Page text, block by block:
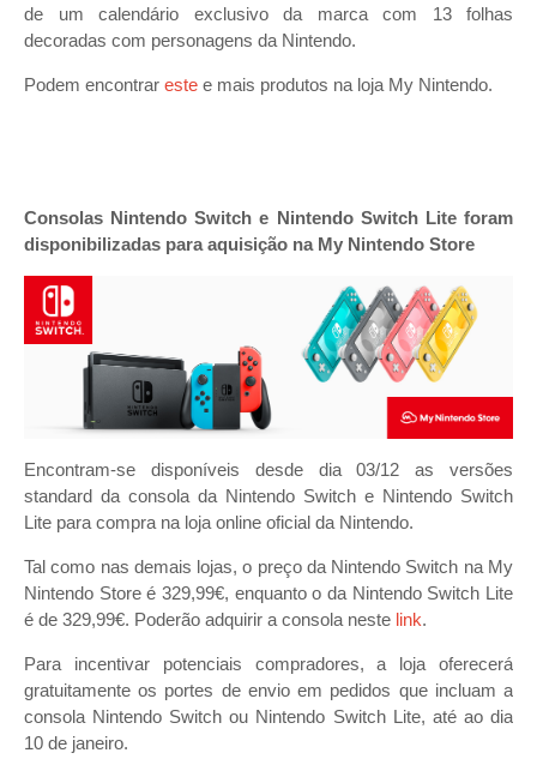
de um calendário exclusivo da marca com 13 folhas
decoradas com personagens da Nintendo.
Podem encontrar este e mais produtos na loja My Nintendo.
Consolas Nintendo Switch e Nintendo Switch Lite foram
disponibilizadas para aquisição na My Nintendo Store
Encontram-se disponíveis desde dia 03/12 as versões
standard da consola da Nintendo Switch e Nintendo Switch
Lite para compra na loja online oficial da Nintendo.
Tal como nas demais lojas, o preço da Nintendo Switch na My
Nintendo Store é 329,99€, enquanto o da Nintendo Switch Lite
é de 329,99€. Poderão adquirir a consola neste link.
Para incentivar potenciais compradores, a loja oferecerá
gratuitamente os portes de envio em pedidos que incluam a
consola Nintendo Switch ou Nintendo Switch Lite, até ao dia
10 de janeiro.